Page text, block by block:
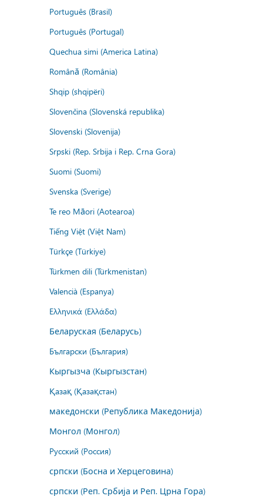
Português (Brasil)
Português (Portugal)
Quechua simi (America Latina)
Română (România)
Shqip (shqipëri)
Slovenčina (Slovenská republika)
Slovenski (Slovenija)
Srpski (Rep. Srbija i Rep. Crna Gora)
Suomi (Suomi)
Svenska (Sverige)
Te reo Māori (Aotearoa)
Tiếng Việt (Việt Nam)
Türkçe (Türkiye)
Türkmen dili (Türkmenistan)
Valencià (Espanya)
Ελληνικά (Ελλάδα)
Беларуская (Беларусь)
Български (България)
Кыргызча (Кыргызстан)
Қазақ (Қазақстан)
македонски (Република Македонија)
Монгол (Монгол)
Русский (Россия)
српски (Босна и Херцеговина)
српски (Реп. Србија и Реп. Црна Гора)